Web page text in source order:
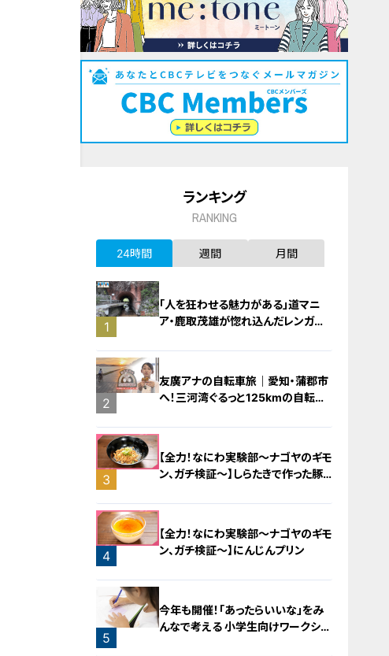
ランキング
RANKING
24時間 週間 月間
1
「人を狂わせる魅力がある」道マニ
ア・鹿取茂雄が惚れ込んだレンガの
2
友廣アナの自転車旅｜愛知・蒲郡市
へ！三河湾ぐるっと125kmの自転車
3
【全力！なにわ実験部～ナゴヤのギモ
ン、ガチ検証～】しらたきで作った豚
4
【全力！なにわ実験部～ナゴヤのギモ
ン、ガチ検証～】にんじんプリン
5
今年も開催！「あったらいいな」をみ
んなで考える 小学生向けワークショ